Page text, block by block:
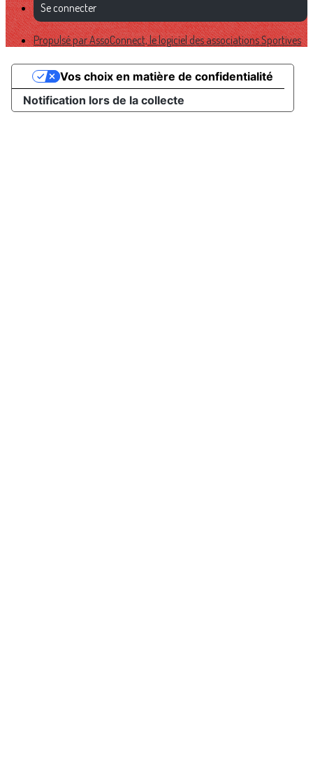
Se connecter
Propulsé par AssoConnect, le logiciel des associations Sportives
Notification lors de la collecte
Vos choix en matière de confidentialité